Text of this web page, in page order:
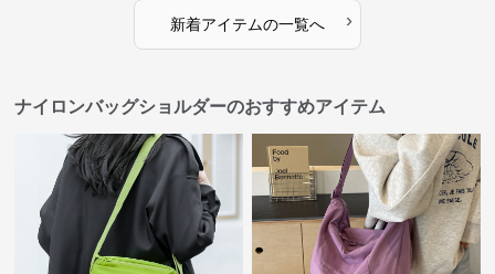
新着アイテムの一覧へ ›
ナイロンバッグショルダーのおすすめアイテム